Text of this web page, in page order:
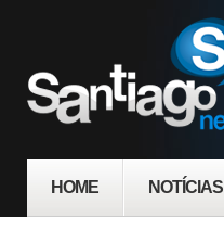
HOME NOTÍCIAS